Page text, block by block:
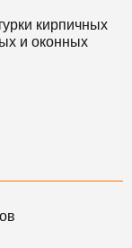
кирпичных
и оконных